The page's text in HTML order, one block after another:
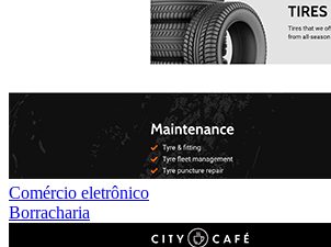
Comércio eletrônico
Borracharia